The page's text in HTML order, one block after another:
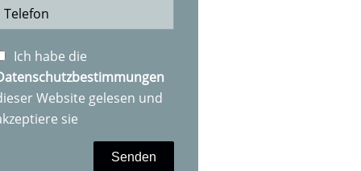
Ich habe die
Website gelesen und
sie
Senden